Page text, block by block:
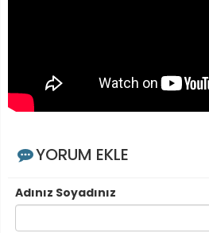
YORUM EKLE
Adınız Soyadınız